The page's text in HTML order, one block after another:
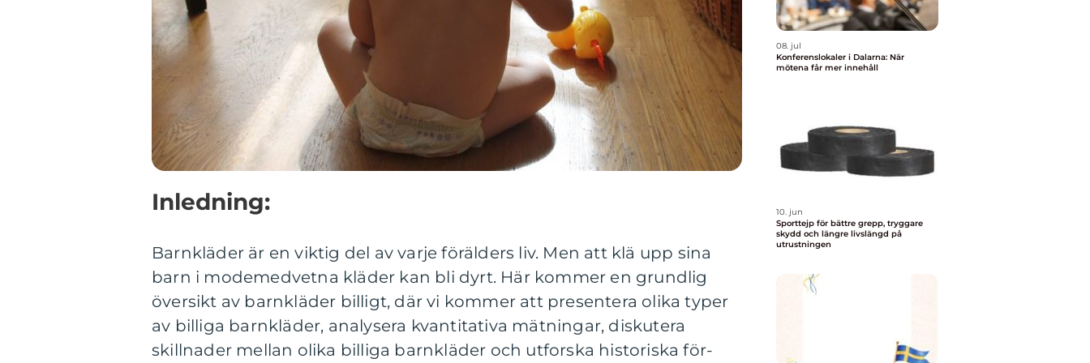
Inledning:
Barnkläder är en viktig del av varje förälders liv. Men att klä upp sina
barn i modemedvetna kläder kan bli dyrt. Här kommer en grundlig
översikt av barnkläder billigt, där vi kommer att presentera olika typer
av billiga barnkläder, analysera kvantitativa mätningar, diskutera
skillnader mellan olika billiga barnkläder och utforska historiska för-
08. jul
Konferenslokaler i Dalarna: När
mötena får mer innehåll
10. jun
Sporttejp för bättre grepp, tryggare
skydd och längre livslängd på
utrustningen